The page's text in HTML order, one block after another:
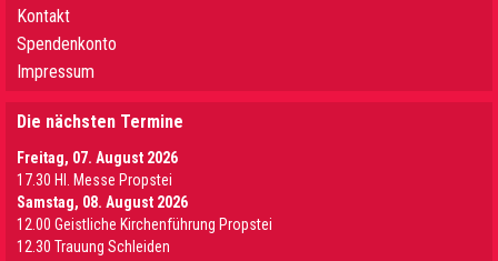
Kontakt
Spendenkonto
Impressum
Die nächsten Termine
Freitag, 07. August 2026
17.30 Hl. Messe Propstei
Samstag, 08. August 2026
12.00 Geistliche Kirchenführung Propstei
12.30 Trauung Schleiden